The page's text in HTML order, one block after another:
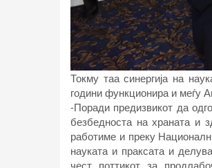
Токму таа синергија на
години функционира и меѓу
-Поради предизвикот да
безбедноста на храната и
работиме и преку
науката и праксата и
чест поттикот за